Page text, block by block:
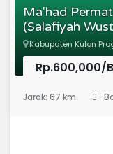
terikat dengan
memiliki
yaitu:FC Identitas
Keluarga 3
Kelahiran
izin belajar dari
lembagaKontrak
Ma'had
(Salafiyah
Kabupaten Kulon
Rp.600,000/
Jarak: 67 km